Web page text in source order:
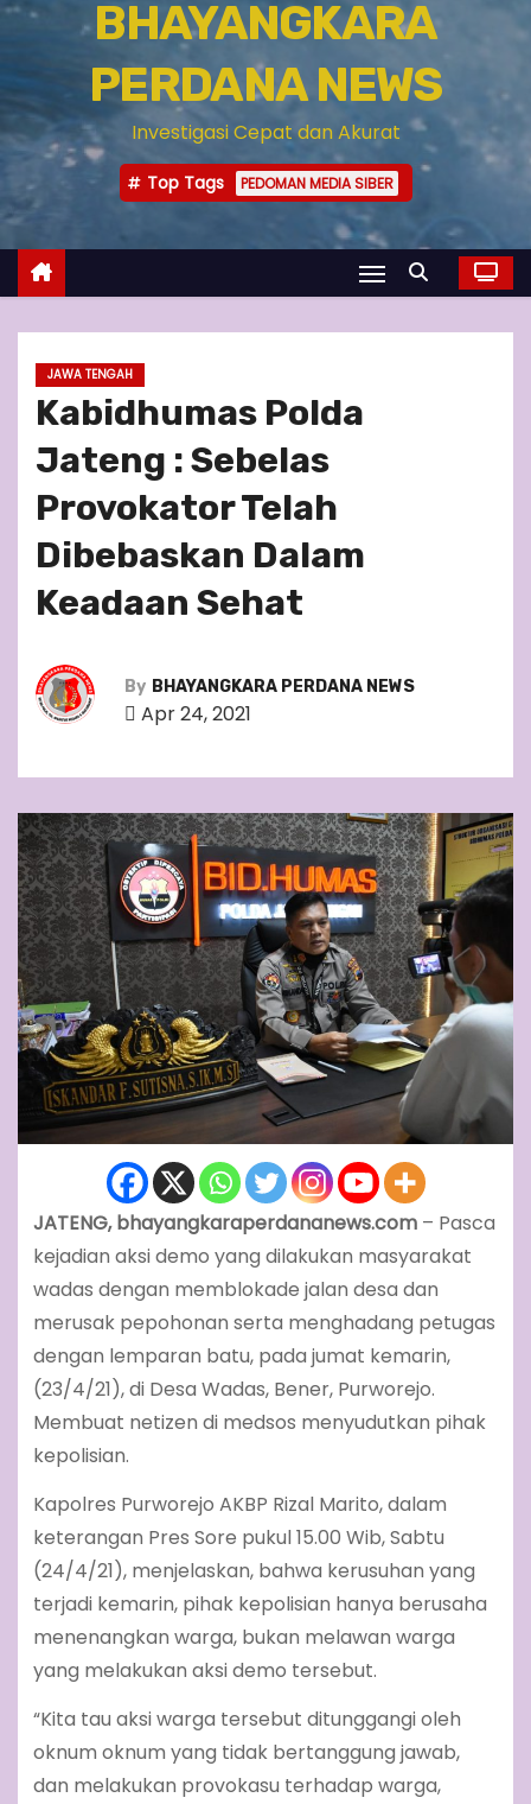
BHAYANGKARA
PERDANA NEWS
Investigasi Cepat dan Akurat
Top Tags PEDOMAN MEDIA SIBER
JAWA TENGAH
Kabidhumas Polda
Jateng : Sebelas
Provokator Telah
Dibebaskan Dalam
Keadaan Sehat
By BHAYANGKARA PERDANA NEWS
Apr 24, 2021
JATENG, bhayangkaraperdananews.com– Pasca
kejadian aksi demo yang dilakukan masyarakat
wadas dengan memblokade jalan desa dan
merusak pepohonan serta menghadang petugas
dengan lemparan batu, pada jumat kemarin,
(23/4/21), di Desa Wadas, Bener, Purworejo.
Membuat netizen di medsos menyudutkan pihak
kepolisian.
Kapolres Purworejo AKBP Rizal Marito, dalam
keterangan Pres Sore pukul 15.00 Wib, Sabtu
(24/4/21), menjelaskan, bahwa kerusuhan yang
terjadi kemarin, pihak kepolisian hanya berusaha
menenangkan warga, bukan melawan warga
yang melakukan aksi demo tersebut.
“Kita tau aksi warga tersebut ditunggangi oleh
oknum oknum yang tidak bertanggung jawab,
dan melakukan provokasu terhadap warga,